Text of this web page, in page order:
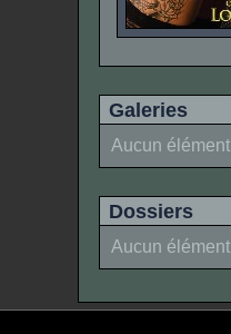
Galeries
Aucun élément
Dossiers
Aucun élément